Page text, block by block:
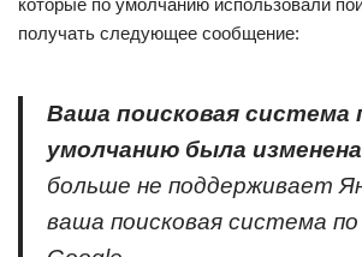
которые по умолчанию использовали
получать следующее сообщение:
Ваша поисковая система
умолчанию была изменена
больше не поддерживает
ваша поисковая система